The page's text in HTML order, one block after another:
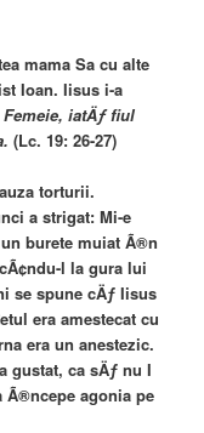
mama Sa cu alte
Ioan. Iisus i-a
Femeie, iatÄƒ fiul
(Lc. 19: 26-27)
torturii.
a strigat: Mi-e
burete muiat Ã®n
l la gura lui
se spune cÄƒ Iisus
era amestecat cu
era un anestezic.
gustat, ca sÄƒ nu I
Ã®ncepe agonia pe